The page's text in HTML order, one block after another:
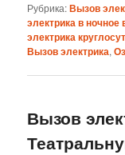
Рубрика:Вызов
электрика в ночное
электрика
Вызов электрика,
Вызов